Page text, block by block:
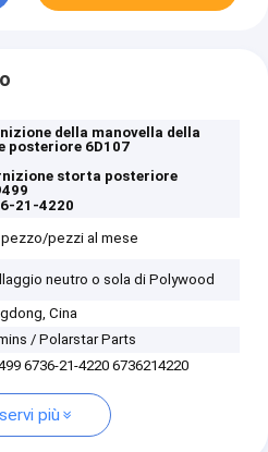
della manovella della
posteriore 6D107
storta posteriore
21-4220
pezzo/pezzi al mese
neutro o sola di Polywood
Cina
/ Polarstar Parts
6736-21-4220 6736214220
più